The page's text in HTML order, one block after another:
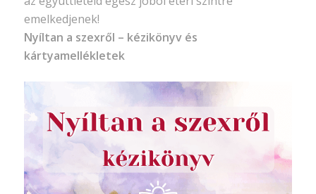
emelkedjenek!
Nyíltan a szexről – kézikönyv és
kártyamellékletek